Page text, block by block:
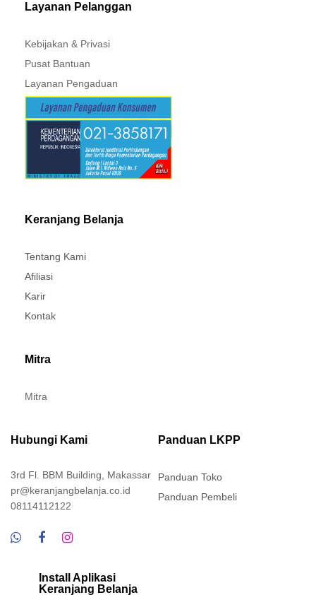
Layanan Pelanggan
Kebijakan & Privasi
Pusat Bantuan
Layanan Pengaduan
Keranjang Belanja
Tentang Kami
Afiliasi
Karir
Kontak
Mitra
Mitra
Hubungi Kami
3rd Fl. BBM Building, Makassar
pr@keranjangbelanja.co.id
08114112122
Panduan LKPP
Panduan Toko
Panduan Pembeli
Install Aplikasi
Keranjang Belanja